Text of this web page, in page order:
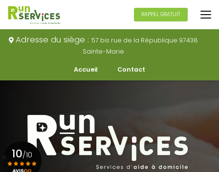
Aller
au
principal
Adresse du siège : 57 bis rue de la République 97438
Sainte-Marie
Accueil Contact
RAPPEL GRATUIT
10/10